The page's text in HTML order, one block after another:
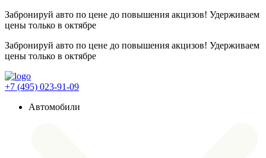
Забронируй авто по цене до повышения акцизов! Удерживаем
цены только в октябре
Забронируй авто по цене до повышения акцизов! Удерживаем
цены только в октябре
+7 (495) 023-91-09
Автомобили